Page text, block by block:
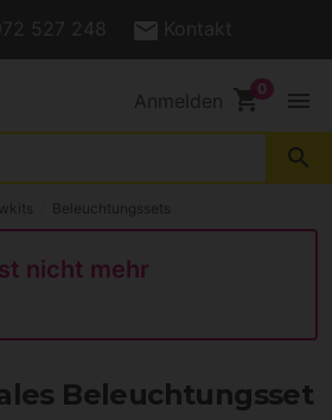
527 248 Kontakt
Anmelden shopping_cart menu
search
Beleuchtungssets
nicht mehr
Beleuchtungsset